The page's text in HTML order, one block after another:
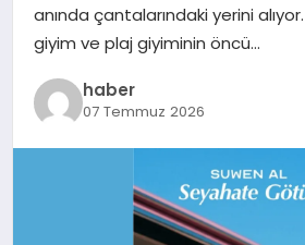
anında çantalarındaki yerini
giyim ve plaj giyiminin öncü…
haber
07 Temmuz 2026